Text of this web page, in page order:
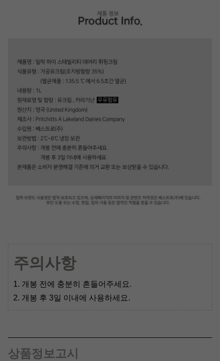
주의사항
1. 개봉 전에 충분히 흔들어주세요.
2. 개봉 후 3일 이내에 사용하세요.
상품정보고시